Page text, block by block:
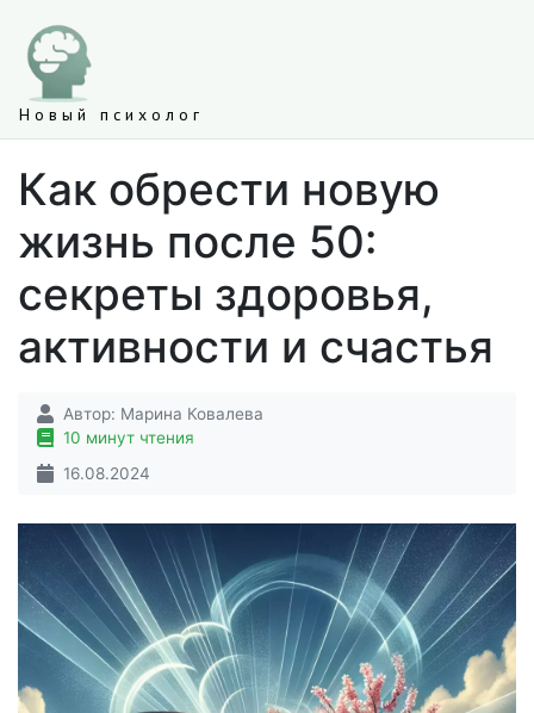
Новый психолог
Как обрести новую
жизнь после 50:
секреты здоровья,
активности и счастья
Автор: Марина Ковалева
10 минут чтения
16.08.2024